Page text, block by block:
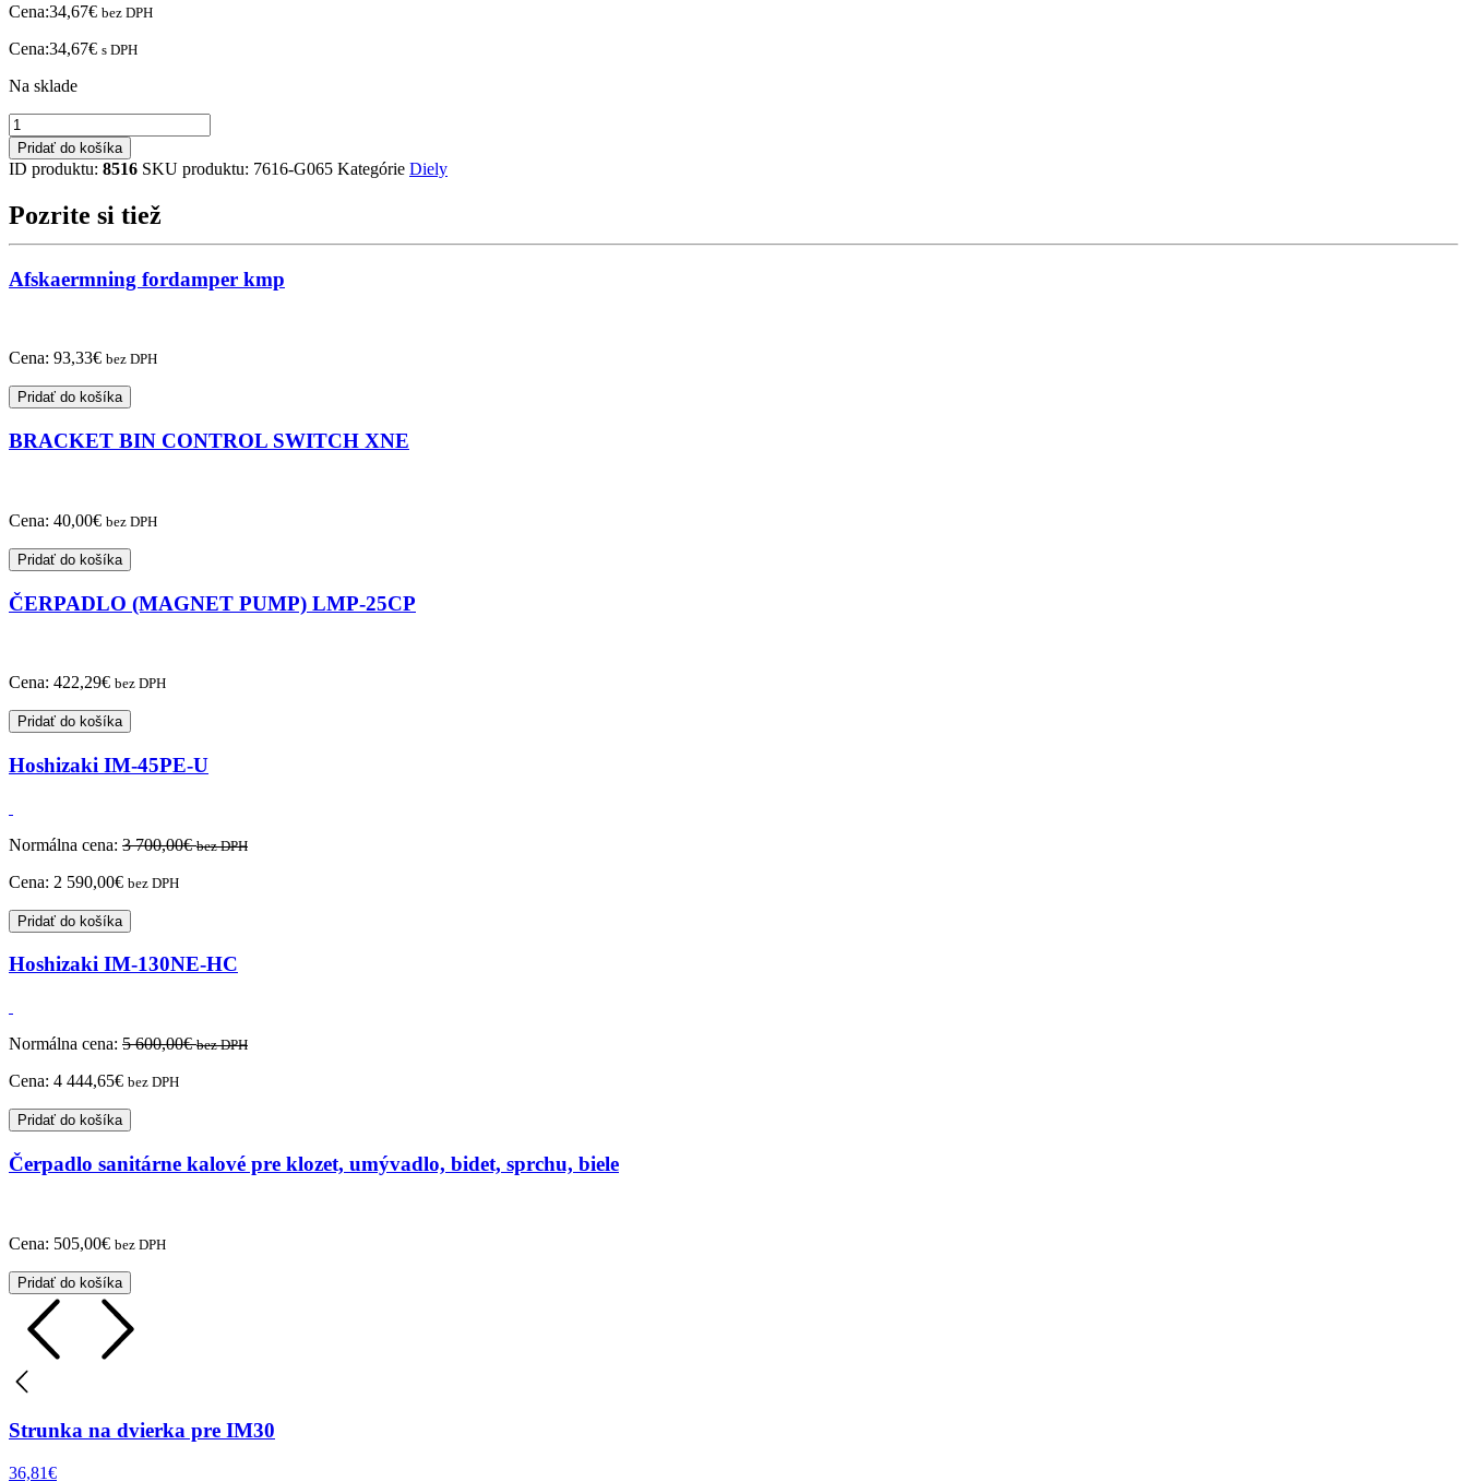
Cena:34,67€ bez DPH
Cena:34,67€ s DPH
Na sklade
množstvo
O
RING
tesnenie
FM
Pridať do košíka
ID produktu: 8516 SKU produktu: 7616-G065 Kategórie Diely
Pozrite si tiež
Afskaermning fordamper kmp
Cena: 93,33€ bez DPH
Pridať do košíka
BRACKET BIN CONTROL SWITCH XNE
Cena: 40,00€ bez DPH
Pridať do košíka
ČERPADLO (MAGNET PUMP) LMP-25CP
Cena: 422,29€ bez DPH
Pridať do košíka
Hoshizaki IM-45PE-U
Normálna cena: 3 700,00€ bez DPH
Cena: 2 590,00€ bez DPH
Pridať do košíka
Hoshizaki IM-130NE-HC
Normálna cena: 5 600,00€ bez DPH
Cena: 4 444,65€ bez DPH
Pridať do košíka
Čerpadlo sanitárne kalové pre klozet, umývadlo, bidet, sprchu, biele
Cena: 505,00€ bez DPH
Pridať do košíka
Strunka na dvierka pre IM30
36,81€